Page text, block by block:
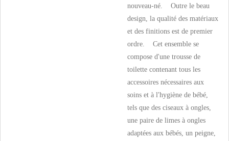
nouveau-né. Outre le beau
design, la qualité des matériaux
et des finitions est de premier
ordre. Cet ensemble se
compose d'une trousse de
toilette contenant tous les
accessoires nécessaires aux
soins et à l'hygiène de bébé,
tels que des ciseaux à ongles,
une paire de limes à ongles
adaptées aux bébés, un peigne,